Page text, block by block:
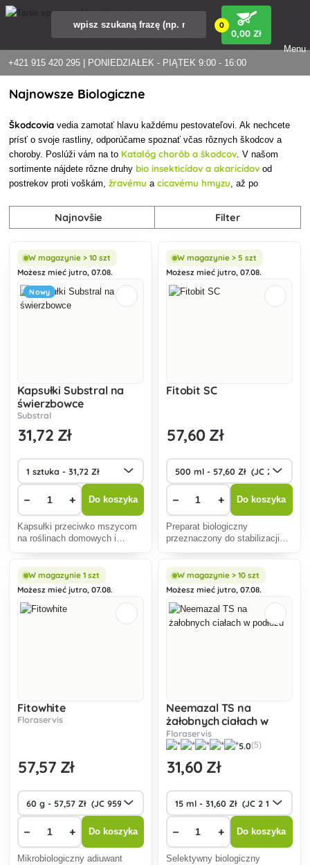
+421 915 420 295 | PONIEDZIAŁEK - PIĄTEK 9:00 - 16:00
0
0,00 Zł
Menu
Najnowsze Biologiczne
Škodcoviavedia zamotať hlavu každému pestovateľovi. Ak nechcete
prísť o svoje rastliny, odporúčame spoznať včas rôznych škodcov a
choroby. Poslúži vám na to Katalóg chorôb a škodcov. V našom
sortimente nájdete rôzne druhybioinsekticídov a akaricídov od
postrekov proti voškám,žravémuacicavému hmyzu, až po
Najnovšie Filter
W magazynie > 10 szt
Możesz mieć jutro, 07.08.
Nowy
Kapsułki Substral na
świerzbowce
Substral
31,72 Zł
− + Do koszyka
Kapsułki przeciwko mszycom
na roślinach domowych i
W magazynie > 5 szt
Możesz mieć jutro, 07.08.
Fitobit SC
57,60 Zł
− + Do koszyka
Preparat biologiczny
przeznaczony do stabilizacji
mechanizmy obronne roślin
przed szkodnikami żrącymi i
ssakami, promuje ich witalność
i odpornoś�
W magazynie 1 szt
Możesz mieć jutro, 07.08.
Fitowhite
Floraservis
57,57 Zł
− + Do koszyka
Mikrobiologiczny adiuwant
W magazynie > 10 szt
Możesz mieć jutro, 07.08.
Neemazal TS na
żałobnych ciałach w
podłożu
Floraservis
5.0(5)
31,60 Zł
− + Do koszyka
Selektywny biologiczny